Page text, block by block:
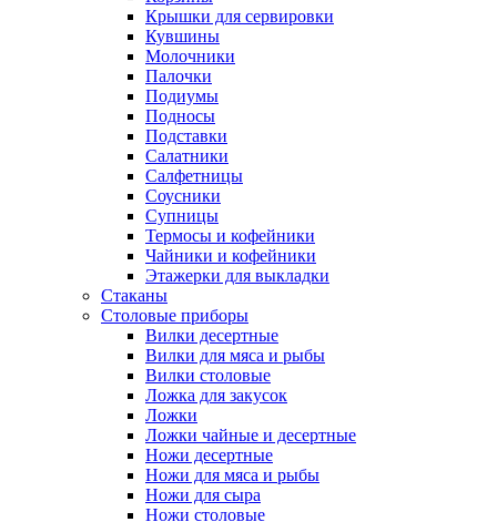
Крышки для сервировки
Кувшины
Молочники
Палочки
Подиумы
Подносы
Подставки
Салатники
Салфетницы
Соусники
Супницы
Термосы и кофейники
Чайники и кофейники
Этажерки для выкладки
Стаканы
Столовые приборы
Вилки десертные
Вилки для мяса и рыбы
Вилки столовые
Ложка для закусок
Ложки
Ложки чайные и десертные
Ножи десертные
Ножи для мяса и рыбы
Ножи для сыра
Ножи столовые